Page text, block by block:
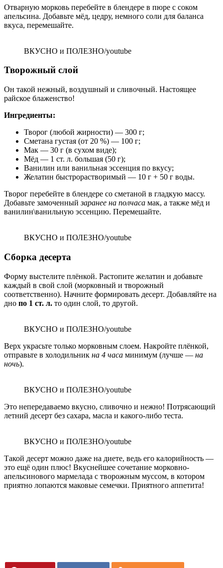
Отварную морковь перебейте в блендере в пюре с соком
апельсина. Добавьте мёд, цедру, немного соли для баланса
вкуса, перемешайте.
ВКУСНО и ПОЛЕЗНО/youtube
Творожный слой
Он такой нежный, воздушный и сливочный. Настоящее
райское блаженство!
Ингредиенты:
Творог (любой жирности) — 300 г;
Сметана густая (от 20 %) — 100 г;
Мак — 30 г (в сухом виде);
Мёд — 1 ст. л. большая (50 г);
Ванилин или ванильная эссенция по вкусу;
Желатин быстрорастворимый — 10 г + 50 г воды.
Творог перебейте в блендере со сметаной в гладкую массу.
Добавьте замоченныйзаранее на полчаса мак, а также мёд и
ванилин\ванильную эссенцию. Перемешайте.
ВКУСНО и ПОЛЕЗНО/youtube
Сборка десерта
Форму выстелите плёнкой. Растопите желатин и добавьте
каждый в свой слой (морковный и творожный
соответственно). Начните формировать десерт. Добавляйте на
дно по 1 ст. л. то один слой, то другой.
ВКУСНО и ПОЛЕЗНО/youtube
Верх украсьте только морковным слоем. Накройте плёнкой,
отправьте в холодильник на 4 часа минимум (лучше — на
ночь).
ВКУСНО и ПОЛЕЗНО/youtube
Это непередаваемо вкусно, сливочно и нежно! Потрясающий
летний десерт без сахара, масла и какого-либо теста.
ВКУСНО и ПОЛЕЗНО/youtube
Такой десерт можно даже на диете, ведь его калорийность —
это ещё один плюс! Вкуснейшее сочетание морковно-
апельсинового мармелада с творожным муссом, в котором
приятно лопаются маковые семечки. Приятного аппетита!